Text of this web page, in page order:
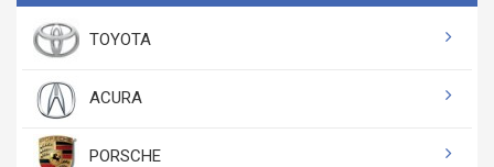
TOYOTA
ACURA
PORSCHE